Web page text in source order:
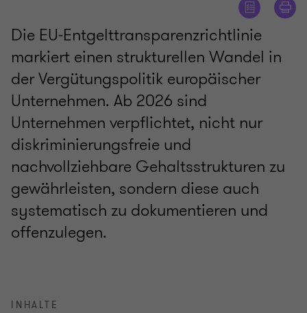
Die EU‑Entgelttransparenzrichtlinie
markiert einen strukturellen Wandel in
der Vergütungspolitik europäischer
Unternehmen. Ab 2026 sind
Unternehmen verpflichtet, nicht nur
diskriminierungsfreie und
nachvollziehbare Gehaltsstrukturen zu
gewährleisten, sondern diese auch
systematisch zu dokumentieren und
offenzulegen.
INHALTE